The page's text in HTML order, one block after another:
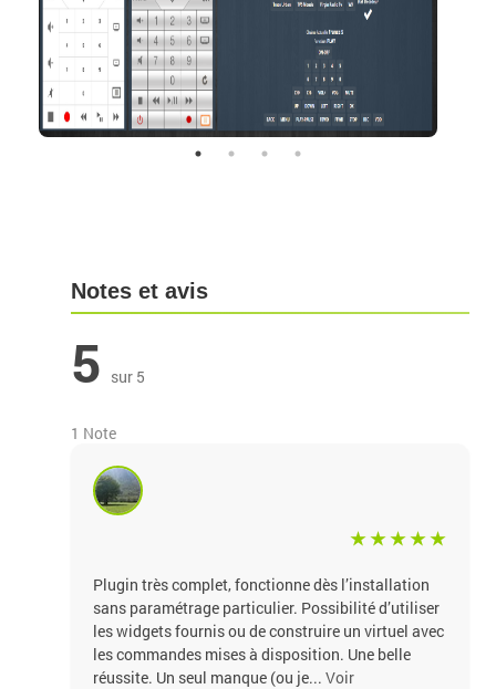
Notes et avis
5 sur 5
1 Note
Plugin très complet, fonctionne dès l’installation
sans paramétrage particulier. Possibilité d’utiliser
les widgets fournis ou de construire un virtuel avec
les commandes mises à disposition. Une belle
réussite. Un seul manque (ou je...Voir